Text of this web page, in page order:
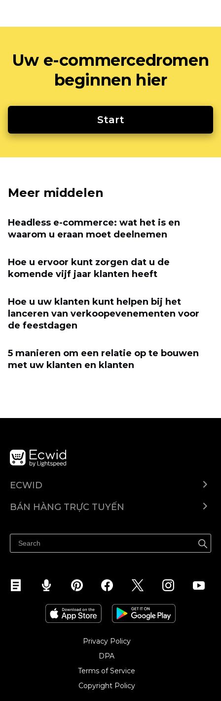
Uw e-commercedromen
beginnen hier
Start
Meer middelen
Headless e-commerce: wat het is en
waarom u eraan moet deelnemen
Hoe u ervoor kunt zorgen dat u de
komende vijf jaar klanten heeft
Hoe u uw klanten kunt helpen bij het
lanceren van verkoopevenementen voor
de feestdagen
5 manieren om een ​​relatie op te bouwen
met uw klanten en klanten
ECWID
Trung tâm trợ giúp
BÁN HÀNG TRỰC TUYẾN
Quảng bá ở bất cứ đâu
Kiểm soát mọi thứ
Privacy Policy
DPA
Terms of Service
Copyright Policy‎